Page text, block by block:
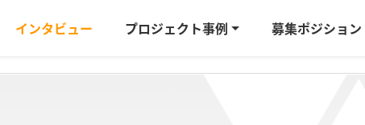
インタビュー プロジェクト事例 募集ポジション